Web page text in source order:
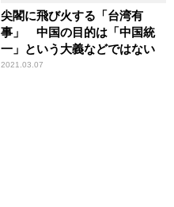
尖閣に飛び火する「台湾有
事」 中国の目的は「中国統
一」という大義などではない
2021.03.07